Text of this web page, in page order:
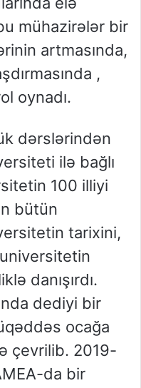
mühazirələr bir
artmasında,
,
oynadı.
dərslərindən
ilə bağlı
100 illiyi
bütün
tarixini,
danışırdı.
dediyi bir
ocağa
çevrilib. 2019-
da bir